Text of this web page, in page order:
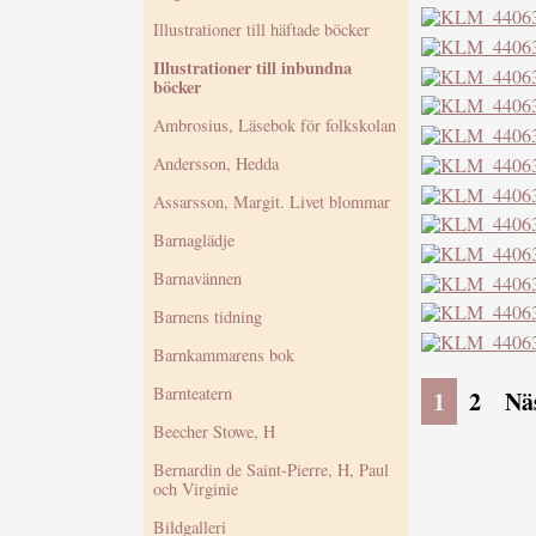
Illustrationer till häftade böcker
Illustrationer till inbundna
böcker
Ambrosius, Läsebok för folkskolan
Andersson, Hedda
Assarsson, Margit. Livet blommar
Barnaglädje
Barnavännen
Barnens tidning
Barnkammarens bok
Barnteatern
Beecher Stowe, H
Bernardin de Saint-Pierre, H, Paul
och Virginie
Bildgalleri
1 2